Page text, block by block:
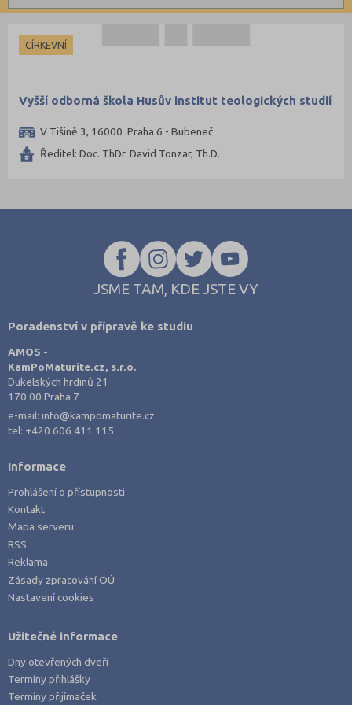
Brno-město (1)
Kolín (1)
Informatické
Dopravní
Grafické
Humanitní
Obchod, podnikání, služby
Policejní a vojenské
Umělecké
Zemědělské a ekologické
CÍRKEVNÍ
Vyšší odborná škola Husův institut teologických studií
V Tišině 3, 16000 Praha 6 - Bubeneč
Ředitel: Doc. ThDr. David Tonzar, Th.D.
JSME TAM, KDE JSTE VY
Poradenství v přípravě ke studiu
AMOS -
KamPoMaturite.cz, s.r.o.
Dukelských hrdinů 21
170 00 Praha 7
e-mail:info@kampomaturite.cz
tel: +420 606 411 115
Informace
Prohlášení o přístupnosti
Kontakt
Mapa serveru
RSS
Reklama
Zásady zpracování OÚ
Nastavení cookies
Užitečné informace
Dny otevřených dveří
Termíny přihlášky
Termíny přijímaček